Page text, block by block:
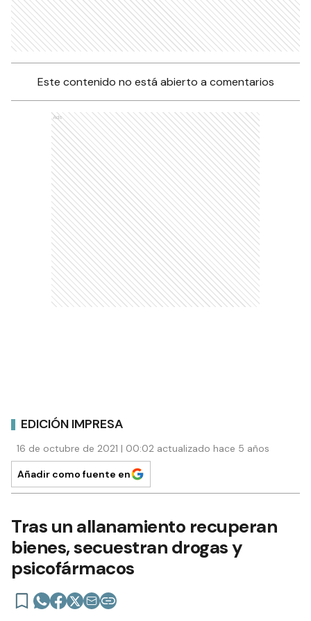
Este contenido no está abierto a comentarios
Ads
EDICIÓN IMPRESA
16 de octubre de 2021 | 00:02 actualizado hace 5 años
Añadir como fuente en
Tras un allanamiento recuperan
bienes, secuestran drogas y
psicofármacos